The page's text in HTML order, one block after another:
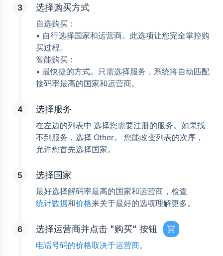
选择购买方式
自选购买：
• 自行选择国家和运营商。此选项让您完全掌控购
买过程。
智能购买：
• 最快捷的方式。只需选择服务，系统将自动匹配
接码率最高的国家和运营商。
选择服务
在左边的列表中 选择您需要注册的服务。如果找
不到服务，选择 Other。 您能改变列表的次序，
允许您首先选择国家。
选择国家
最好选择解码率最高的国家和运营商，检查
统计数据和价格来关于最好的选项理解更多。
选择运营商并点击 "购买" 按钮
电话号码的价格取决于运营商。